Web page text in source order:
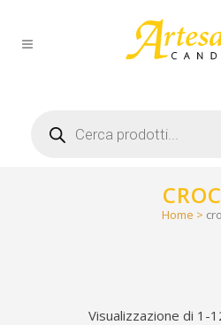
search
Home >
Visualizzazione di 1-